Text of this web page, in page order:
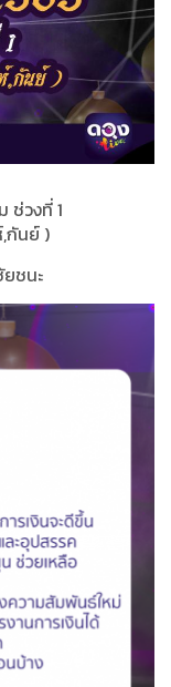
ช่วงที่ 1
กันย์ )
ชนะ